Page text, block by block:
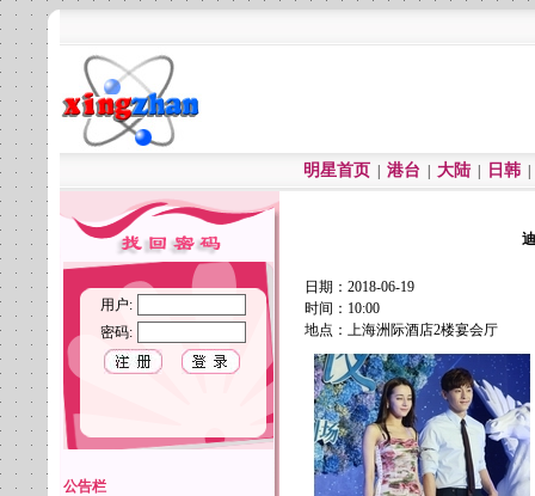
明星首页 港台 大陆 日韩
用户:
密码:
公告栏
日期：2018-06-19
时间：10:00
地点：上海洲际酒店2楼宴会厅